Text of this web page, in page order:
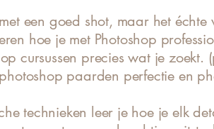
een goed shot, maar het
hoe je met Photoshop
cursussen precies wat je zoekt. (
photoshop paarden perfectie en
technieken leer je hoe je elk